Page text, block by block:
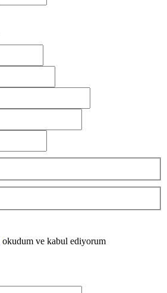
okudum ve kabul ediyorum